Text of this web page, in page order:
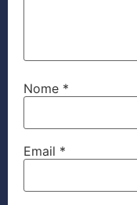
Nome *
Email *